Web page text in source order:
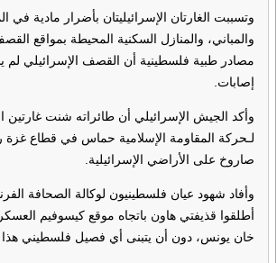
وتسببت الغارتان الإسرائيليتان بأضرار مادية في
والمباني، والمنازل السكنية المحيطة بمواقع
مصادر طبية فلسطينية أن القصف الإسرائيلي
إصابات.
وأكد الجيش الإسرائيلي أن طائراته شنت
لـحركة المقاومة الإسلامية حماس في قطاع غزة
صاروخ على الأراضي الإسرائيلية.
وأفاد شهود عيان فلسطينيون لوكالة الصحافة
أطلقوا قذيفتي هاون باتجاه موقع كيسوفيم
خان يونس، دون أن يتبنى أي فصيل فلسطيني